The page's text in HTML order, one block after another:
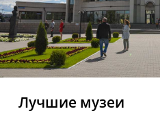
Лучшие музеи